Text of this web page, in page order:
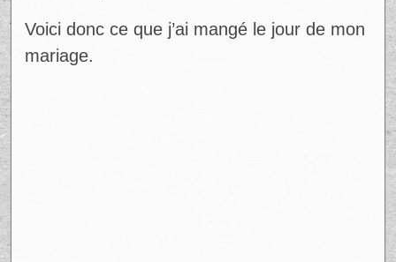
Voici donc ce que j’ai mangé le jour de mon
mariage.